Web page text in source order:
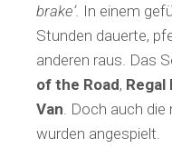
brake‘. In einem
Stunden dauerte,
anderen raus. Das
of the Road, Regal
Van. Doch auch die
wurden angespielt.